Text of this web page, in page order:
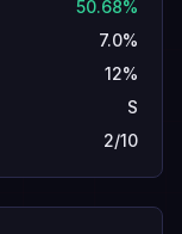
50.68%
7.0%
12%
S
2/10